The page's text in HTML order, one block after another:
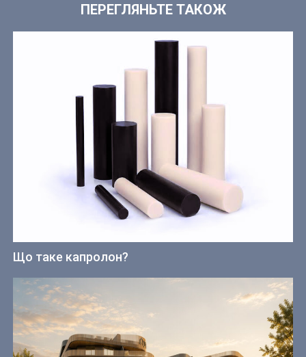
ПЕРЕГЛЯНЬТЕ ТАКОЖ
Що таке капролон?